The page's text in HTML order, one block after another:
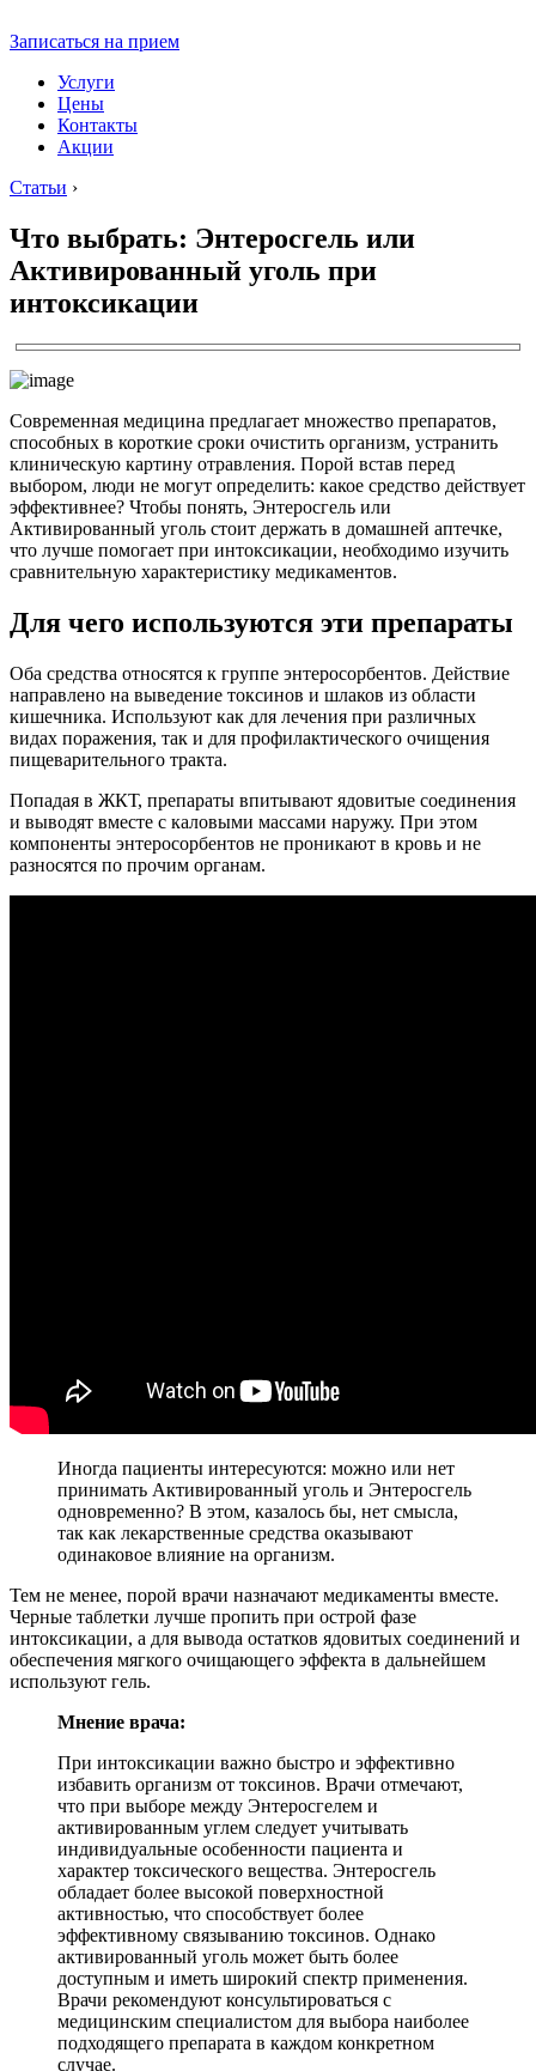
Записаться на прием
Услуги
Цены
Контакты
Акции
Статьи ›
Что выбрать: Энтеросгель или
Активированный уголь при
интоксикации
Современная медицина предлагает множество препаратов,
способных в короткие сроки очистить организм, устранить
клиническую картину отравления. Порой встав перед
выбором, люди не могут определить: какое средство действует
эффективнее? Чтобы понять, Энтеросгель или
Активированный уголь стоит держать в домашней аптечке,
что лучше помогает при интоксикации, необходимо изучить
сравнительную характеристику медикаментов.
Для чего используются эти препараты
Оба средства относятся к группе энтеросорбентов. Действие
направлено на выведение токсинов и шлаков из области
кишечника. Используют как для лечения при различных
видах поражения, так и для профилактического очищения
пищеварительного тракта.
Попадая в ЖКТ, препараты впитывают ядовитые соединения
и выводят вместе с каловыми массами наружу. При этом
компоненты энтеросорбентов не проникают в кровь и не
разносятся по прочим органам.
Иногда пациенты интересуются: можно или нет
принимать Активированный уголь и Энтеросгель
одновременно? В этом, казалось бы, нет смысла,
так как лекарственные средства оказывают
одинаковое влияние на организм.
Тем не менее, порой врачи назначают медикаменты вместе.
Черные таблетки лучше пропить при острой фазе
интоксикации, а для вывода остатков ядовитых соединений и
обеспечения мягкого очищающего эффекта в дальнейшем
используют гель.
Мнение врача:
При интоксикации важно быстро и эффективно
избавить организм от токсинов. Врачи отмечают,
что при выборе между Энтеросгелем и
активированным углем следует учитывать
индивидуальные особенности пациента и
характер токсического вещества. Энтеросгель
обладает более высокой поверхностной
активностью, что способствует более
эффективному связыванию токсинов. Однако
активированный уголь может быть более
доступным и иметь широкий спектр применения.
Врачи рекомендуют консультироваться с
медицинским специалистом для выбора наиболее
подходящего препарата в каждом конкретном
случае.